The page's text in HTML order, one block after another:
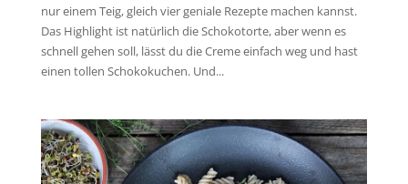
nur einem Teig, gleich vier geniale Rezepte machen kannst.
Das Highlight ist natürlich die Schokotorte, aber wenn es
schnell gehen soll, lässt du die Creme einfach weg und hast
einen tollen Schokokuchen. Und...